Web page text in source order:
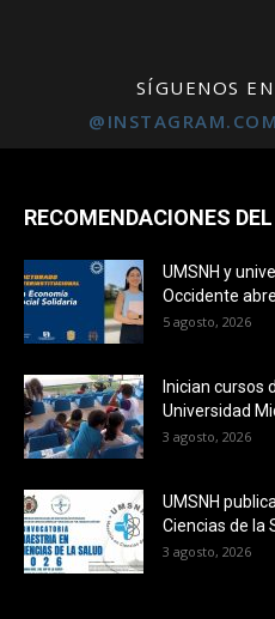
SÍGUENOS
RECOMENDACIONES
UMSNH y
Occidente
5 agosto, 2026
Inician cursos
Universidad
3 agosto, 2026
UMSNH
Ciencias de la
3 agosto, 2026